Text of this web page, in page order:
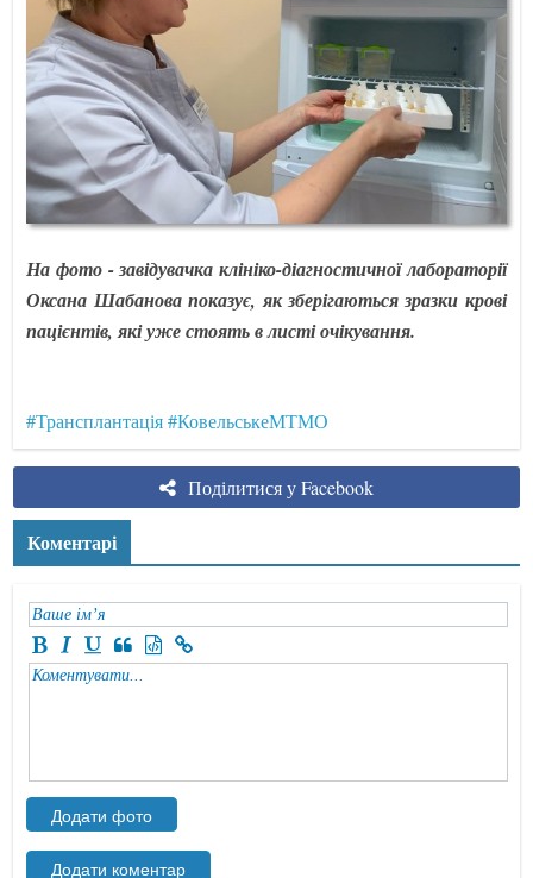
На фото - завідувачка клініко-діагностичної лабораторії
Оксана Шабанова показує, як зберігаються зразки крові
пацієнтів, які уже стоять в листі очікування.
#Трансплантація #КовельськеМТМО
Поділитися у Facebook
Коментарі